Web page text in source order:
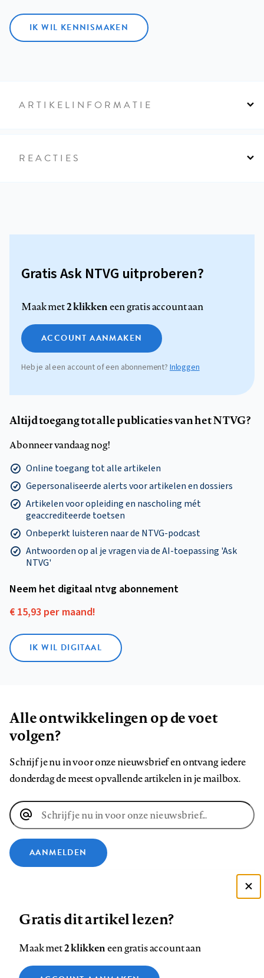
IK WIL KENNISMAKEN
ARTIKELINFORMATIE
REACTIES
Gratis Ask NTVG uitproberen?
Maak met2 klikkeneen gratis account aan
ACCOUNT AANMAKEN
Heb je al een account of een abonnement?Inloggen
Altijd toegang tot alle publicaties van het NTVG?
Abonneer vandaag nog!
Online toegang tot alle artikelen
Gepersonaliseerde alerts voor artikelen en dossiers
Artikelen voor opleiding en nascholing mét
geaccrediteerde toetsen
Onbeperkt luisteren naar de NTVG-podcast
Antwoorden op al je vragen via de AI-toepassing 'Ask
NTVG'
Neem het digitaal ntvg abonnement
€ 15,93 per maand!
IK WIL DIGITAAL
Alle ontwikkelingen op de voet
volgen?
Schrijf je nu in voor onze nieuwsbrief en ontvang iedere
donderdag de meest opvallende artikelen in je mailbox.
E-
mailadres
AANMELDEN
ons
op
ons
op
ons
op
ons
op
ons
op
ons
Contact Colofon Disclaimer Privacy
Zie onze cookie policy
Gratis dit artikel lezen?
Maak met2 klikkeneen gratis account aan